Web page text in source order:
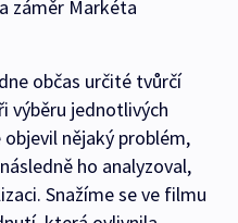
záměr Markéta
občas určité tvůrčí
výběru jednotlivých
objevil nějaký problém,
ho analyzoval,
Snažíme se ve filmu